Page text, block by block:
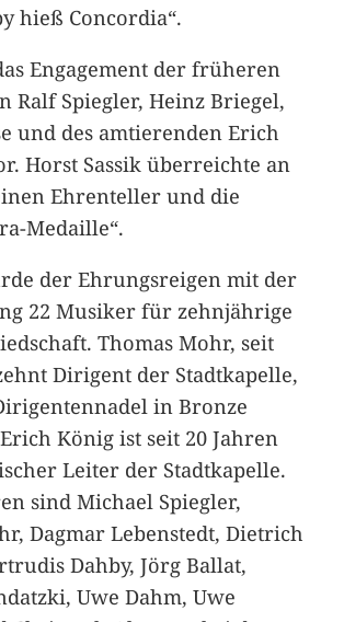
hieß Concordia“.
Engagement der früheren
Ralf Spiegler, Heinz Briegel,
und des amtierenden Erich
Horst Sassik überreichte an
Ehrenteller und die
Medaille“.
der Ehrungsreigen mit der
22 Musiker für zehnjährige
Thomas Mohr, seit
Dirigent der Stadtkapelle,
in Bronze
König ist seit 20 Jahren
Leiter der Stadtkapelle.
sind Michael Spiegler,
Dagmar Lebenstedt, Dietrich
Dahby, Jörg Ballat,
Uwe Dahm, Uwe